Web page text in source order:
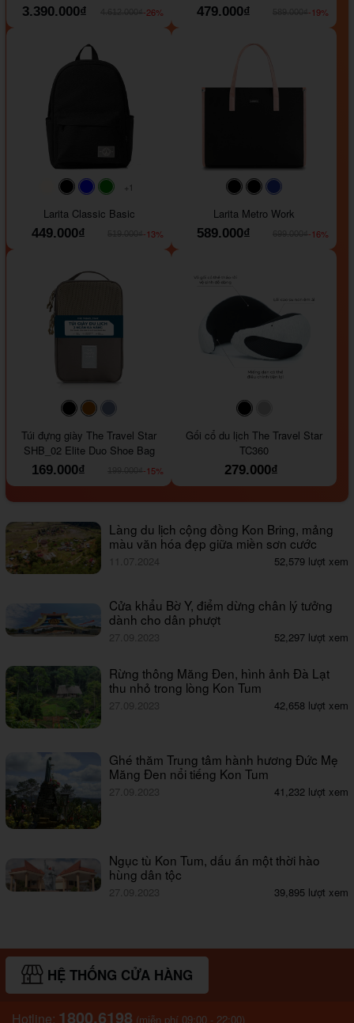
3.390.000₫
-26%
479.000₫
-19%
#faf0e6#000000#0000FF
+1
Larita Classic Basic
449.000₫
-13%
#000000#000000
Larita Metro Work
589.000₫
-16%
#000000#964B00
Túi đựng giày The Travel Star
SHB_02 Elite Duo Shoe Bag
169.000₫
-15%
Gối cổ du lịch The Travel Star
TC360
279.000₫
Làng du lịch cộng đồng Kon Bring, mảng
màu văn hóa đẹp giữa miền sơn cước
11.07.2024 52,579 lượt xem
Cửa khẩu Bờ Y, điểm dừng chân lý tưởng
dành cho dân phượt
27.09.2023 52,297 lượt xem
Rừng thông Măng Đen, hình ảnh Đà Lạt
thu nhỏ trong lòng Kon Tum
27.09.2023 42,658 lượt xem
Ghé thăm Trung tâm hành hương Đức Mẹ
Măng Đen nổi tiếng Kon Tum
27.09.2023 41,232 lượt xem
Ngục tù Kon Tum, dấu ấn một thời hào
hùng dân tộc
27.09.2023 39,895 lượt xem
HỆ THỐNG CỬA HÀNG
Hotline: 1800.6198 (miễn phí 09:00 - 22:00)